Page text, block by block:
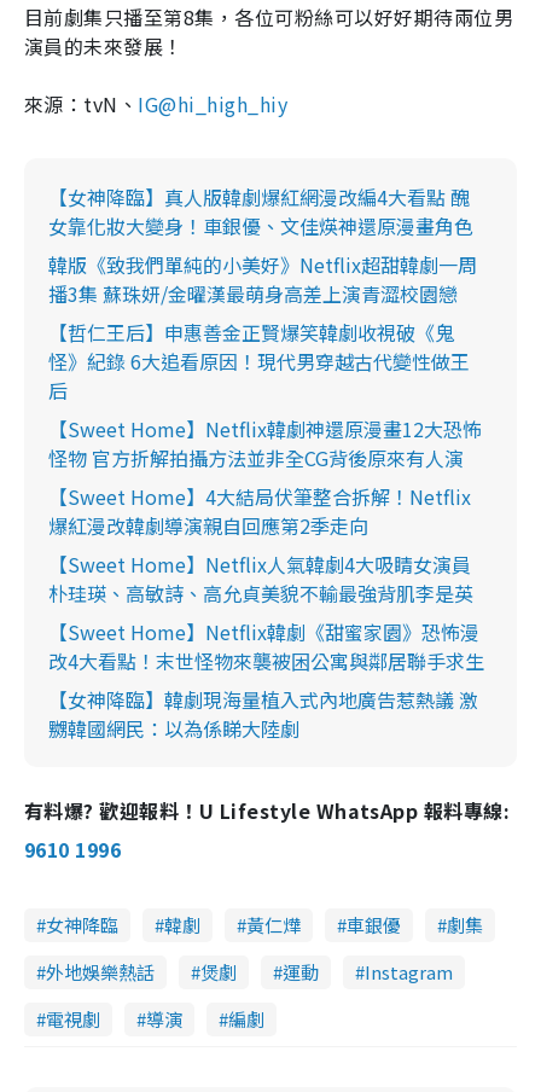
目前劇集只播至第8集，各位可粉絲可以好好期待兩位男
演員的未來發展！
來源：tvN、 IG@hi_high_hiy
【女神降臨】真人版韓劇爆紅網漫改編4大看點 醜
女靠化妝大變身！車銀優、文佳煐神還原漫畫角色
韓版《致我們單純的小美好》Netflix超甜韓劇一周
播3集 蘇珠妍/金曜漢最萌身高差上演青澀校園戀
【哲仁王后】申惠善金正賢爆笑韓劇收視破《鬼
怪》紀錄 6大追看原因！現代男穿越古代變性做王
后
【Sweet Home】Netflix韓劇神還原漫畫12大恐怖
怪物 官方折解拍攝方法並非全CG背後原來有人演
【Sweet Home】4大結局伏筆整合拆解！Netflix
爆紅漫改韓劇導演親自回應第2季走向
【Sweet Home】Netflix人氣韓劇4大吸睛女演員
朴珪瑛、高敏詩、高允貞美貌不輸最強背肌李是英
【Sweet Home】Netflix韓劇《甜蜜家園》恐怖漫
改4大看點！末世怪物來襲被困公寓與鄰居聯手求生
【女神降臨】韓劇現海量植入式內地廣告惹熱議 激
嬲韓國網民：以為係睇大陸劇
有料爆? 歡迎報料！U Lifestyle WhatsApp 報料專線:
9610 1996
女神降臨 韓劇 黃仁燁 車銀優
劇集
外地娛樂熱話
煲劇 運動
Instagram
電視劇
導演 編劇